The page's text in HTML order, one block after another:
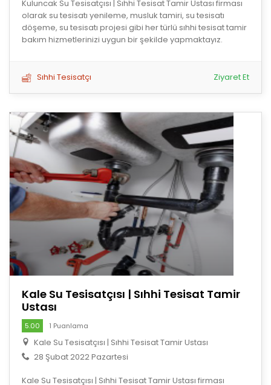
Kuluncak Su Tesisatçısı | Sıhhi Tesisat Tamir Ustası firması
olarak su tesisatı yenileme, musluk tamiri, su tesisatı
döşeme, su tesisatı projesi gibi her türlü sıhhi tesisat tamir
bakım hizmetlerinizi uygun bir şekilde yapmaktayız.
Sıhhi Tesisatçı Ziyaret Et
Kale Su Tesisatçısı | Sıhhi Tesisat Tamir
Ustası
5.00 1 Puanlama
Kale Su Tesisatçısı | Sıhhi Tesisat Tamir Ustası
28 Şubat 2022 Pazartesi
Kale Su Tesisatçısı | Sıhhi Tesisat Tamir Ustası firması